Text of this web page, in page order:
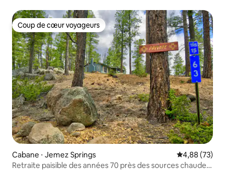
Coup de cœur voyageurs
Coup de cœur voyageurs
Cabane ⋅ Jemez Springs Évaluation
4,88 (73)
Retraite paisible des années 70 près des sources chaudes